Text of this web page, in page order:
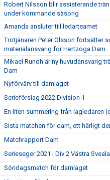
Robert Nilsson blir assisterande
under kommande säsong
Amanda ansluter till ledarteamet
Trotjänaren Peter Olsson fortsätter
materialansvarig för Hertzöga Dam
Mikael Rundh är ny huvudansvarig
Dam
Nyförvärv till damlaget
Serieförslag 2022 Division 1
En liten summering från lagledaren
Sista matchen för dam, ett härligt
Matchrapport Dam
Serieseger 2021 i Div 2 Västra
Söndagsmatch för damlaget